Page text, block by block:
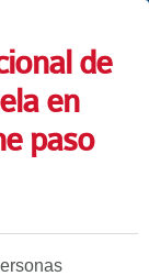
de
en
paso